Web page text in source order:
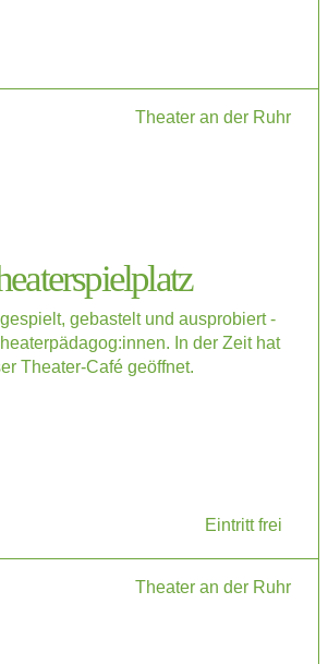
Theater an der Ruhr
gebastelt und ausprobiert -
In der Zeit hat
Theater-Café geöffnet.
Eintritt frei
Theater an der Ruhr